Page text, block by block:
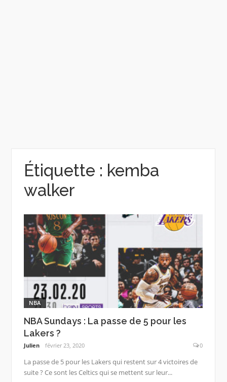
Étiquette : kemba
walker
NBA
NBA Sundays : La passe de 5 pour les
Lakers ?
Julien février 23, 2020 0
La passe de 5 pour les Lakers qui restent sur 4 victoires de
suite ? Ce sont les Celtics qui se mettent sur leur...